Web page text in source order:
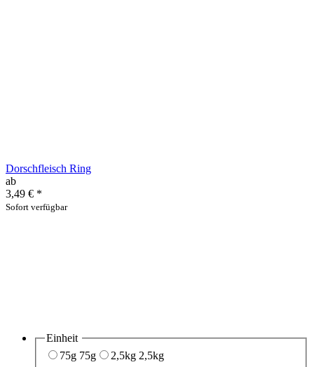
Dorschfleisch Ring
ab
3,49 € *
Sofort verfügbar
Einheit
75g 75g 2,5kg 2,5kg